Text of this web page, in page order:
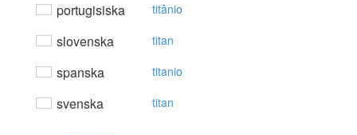
portugisiska titânio
slovenska titan
spanska titanio
svenska titan